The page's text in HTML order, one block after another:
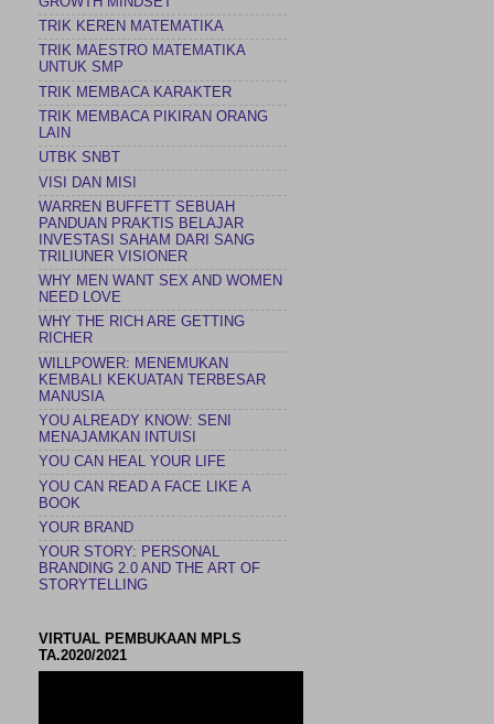
TRIK KEREN MATEMATIKA
TRIK MAESTRO MATEMATIKA
UNTUK SMP
TRIK MEMBACA KARAKTER
TRIK MEMBACA PIKIRAN ORANG
LAIN
UTBK SNBT
VISI DAN MISI
WARREN BUFFETT SEBUAH
PANDUAN PRAKTIS BELAJAR
INVESTASI SAHAM DARI SANG
TRILIUNER VISIONER
WHY MEN WANT SEX AND WOMEN
NEED LOVE
WHY THE RICH ARE GETTING
RICHER
WILLPOWER: MENEMUKAN
KEMBALI KEKUATAN TERBESAR
MANUSIA
YOU ALREADY KNOW: SENI
MENAJAMKAN INTUISI
YOU CAN HEAL YOUR LIFE
YOU CAN READ A FACE LIKE A
BOOK
YOUR BRAND
YOUR STORY: PERSONAL
BRANDING 2.0 AND THE ART OF
STORYTELLING
VIRTUAL PEMBUKAAN MPLS
TA.2020/2021